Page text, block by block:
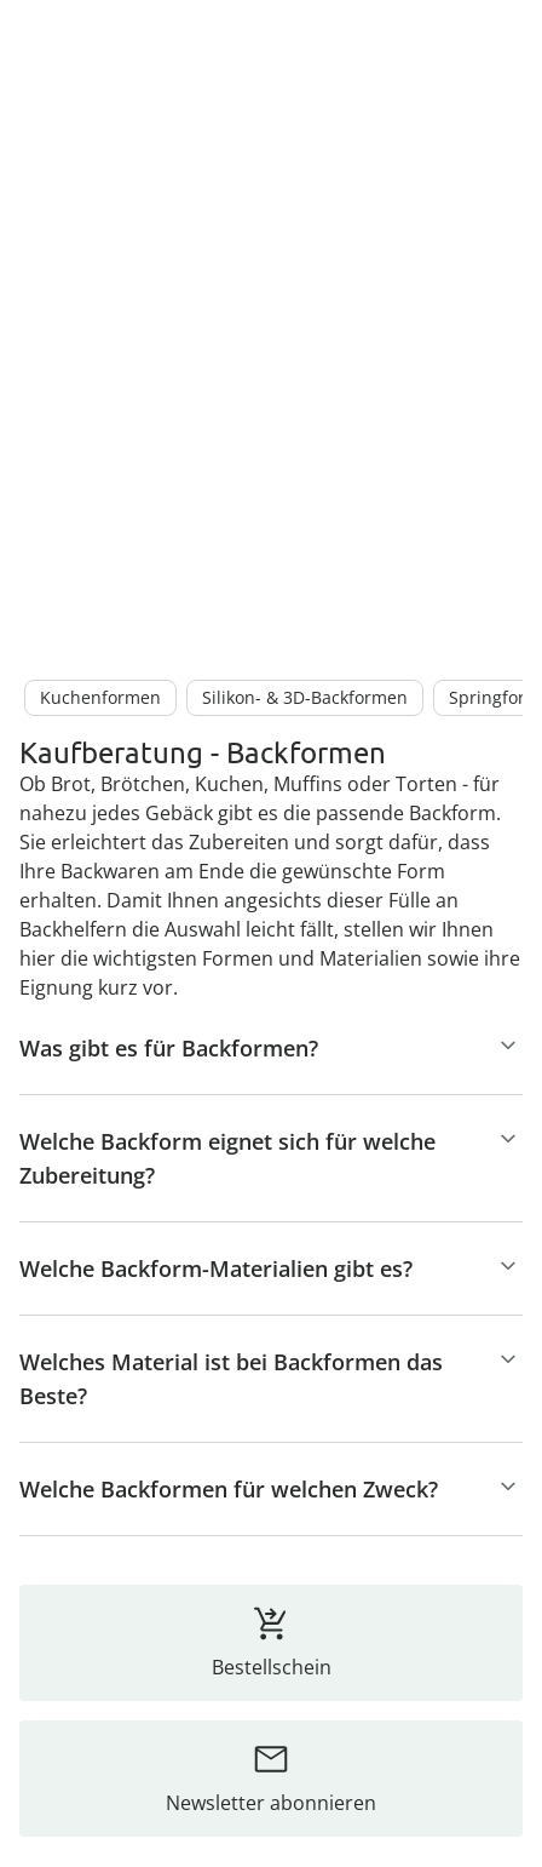
Kuchenformen Silikon- & 3D-Backformen
Kaufberatung - Backformen
Ob Brot, Brötchen, Kuchen, Muffins oder Torten - für
nahezu jedes Gebäck gibt es die passende Backform.
Sie erleichtert das Zubereiten und sorgt dafür, dass
Ihre Backwaren am Ende die gewünschte Form
erhalten. Damit Ihnen angesichts dieser Fülle an
Backhelfern die Auswahl leicht fällt, stellen wir Ihnen
hier die wichtigsten Formen und Materialien sowie ihre
Eignung kurz vor.
Was gibt es für Backformen?
Welche Backform eignet sich für welche
Zubereitung?
Welche Backform-Materialien gibt es?
Welches Material ist bei Backformen das
Beste?
Welche Backformen für welchen Zweck?
Bestellschein
Newsletter abonnieren